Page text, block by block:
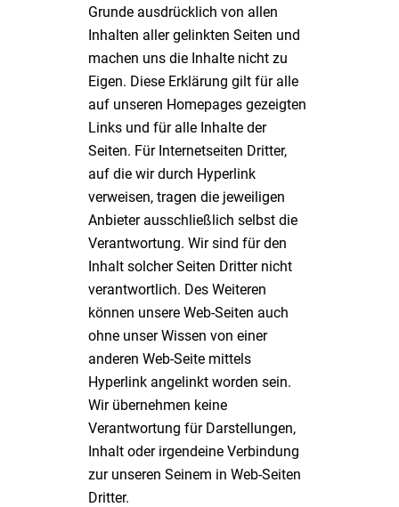
Grunde ausdrücklich von allen
Inhalten aller gelinkten Seiten und
machen uns die Inhalte nicht zu
Eigen. Diese Erklärung gilt für alle
auf unseren Homepages gezeigten
Links und für alle Inhalte der
Seiten. Für Internetseiten Dritter,
auf die wir durch Hyperlink
verweisen, tragen die jeweiligen
Anbieter ausschließlich selbst die
Verantwortung. Wir sind für den
Inhalt solcher Seiten Dritter nicht
verantwortlich. Des Weiteren
können unsere Web-Seiten auch
ohne unser Wissen von einer
anderen Web-Seite mittels
Hyperlink angelinkt worden sein.
Wir übernehmen keine
Verantwortung für Darstellungen,
Inhalt oder irgendeine Verbindung
zur unseren Seinem in Web-Seiten
Dritter.